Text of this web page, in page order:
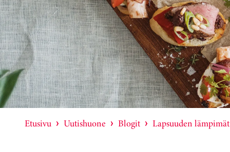
Etusivu Uutishuone Blogit Lapsuuden